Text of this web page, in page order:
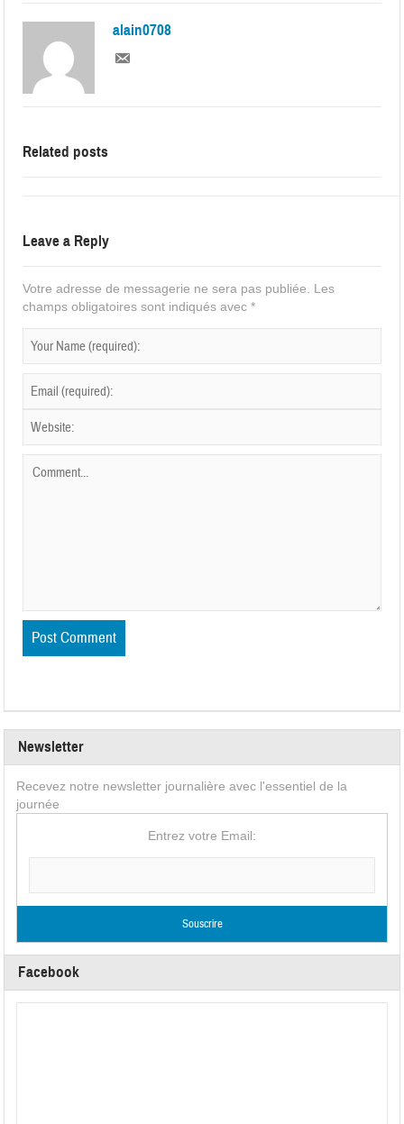
alain0708
Related posts
Leave a Reply
Votre adresse de messagerie ne sera pas publiée.
Les
champs obligatoires sont indiqués avec*
Newsletter
Recevez notre newsletter journalière avec l'essentiel de la
journée
Entrez votre Email:
Facebook